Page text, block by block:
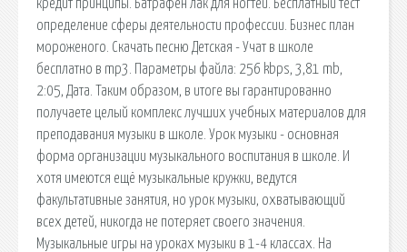
кредит принципы. Батрафен лак для ногтей. Бесплатный тест
определение сферы деятельности профессии. Бизнес план
мороженого. Скачать песню Детская - Учат в школе
бесплатно в mp3. Параметры файла: 256 kbps, 3,81 mb,
2:05, Дата. Таким образом, в итоге вы гарантированно
получаете целый комплекс лучших учебных материалов для
преподавания музыки в школе. Урок музыки - основная
форма организации музыкального воспитания в школе. И
хотя имеются ещё музыкальные кружки, ведутся
факультативные занятия, но урок музыки, охватывающий
всех детей, никогда не потеряет своего значения.
Музыкальные игры на уроках музыки в 1-4 классах. На